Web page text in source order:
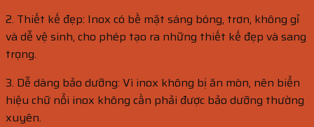
2. Thiết kế đẹp: Inox có bề mặt sáng bóng, trơn, không gỉ
và dễ vệ sinh, cho phép tạo ra những thiết kế đẹp và sang
trọng.
3. Dễ dàng bảo dưỡng: Vì inox không bị ăn mòn, nên biển
hiệu chữ nổi inox không cần phải được bảo dưỡng thường
xuyên.